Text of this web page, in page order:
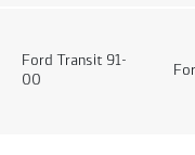
Ford Transit 91-
00